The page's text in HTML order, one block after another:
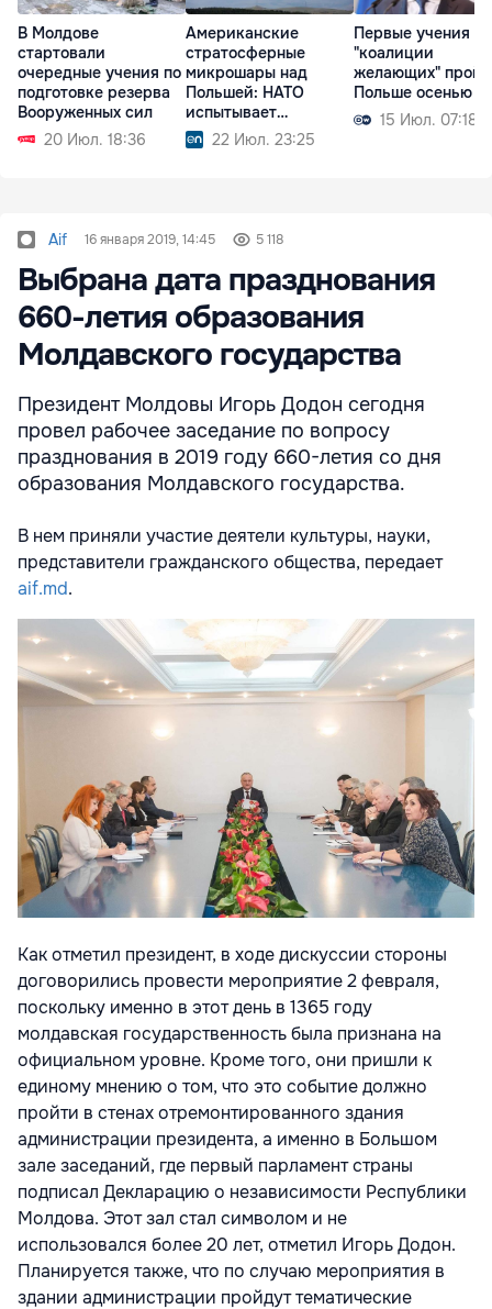
В Молдове
стартовали
очередные учения по
подготовке резерва
Вооруженных сил
20 Июл. 18:36
Американские
стратосферные
микрошары над
Польшей: НАТО
испытывает
технологии будущего
22 Июл. 23:25
Первые учения
"коалиции
желающих"
Польше осенью
15 Июл. 07:18
Aif 16 января 2019, 14:45 5 118
Выбрана дата празднования
660-летия образования
Молдавского государства
Президент Молдовы Игорь Додон сегодня
провел рабочее заседание по вопросу
празднования в 2019 году 660-летия со дня
образования Молдавского государства.
В нем приняли участие деятели культуры, науки,
представители гражданского общества, передает
aif.md.
Как отметил президент, в ходе дискуссии стороны
договорились провести мероприятие 2 февраля,
поскольку именно в этот день в 1365 году
молдавская государственность была признана на
официальном уровне. Кроме того, они пришли к
единому мнению о том, что это событие должно
пройти в стенах отремонтированного здания
администрации президента, а именно в Большом
зале заседаний, где первый парламент страны
подписал Декларацию о независимости Республики
Молдова. Этот зал стал символом и не
использовался более 20 лет, отметил Игорь Додон.
Планируется также, что по случаю мероприятия в
здании администрации пройдут тематические